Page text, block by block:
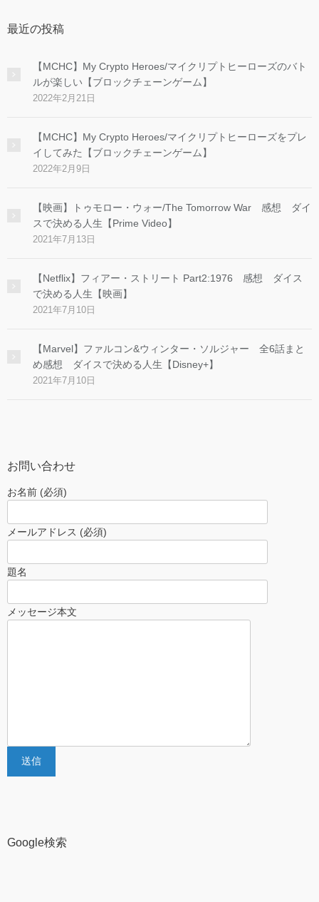
最近の投稿
【MCHC】My Crypto Heroes/マイクリプトヒーローズのバト
ルが楽しい【ブロックチェーンゲーム】
2022年2月21日
【MCHC】My Crypto Heroes/マイクリプトヒーローズをプレ
イしてみた【ブロックチェーンゲーム】
2022年2月9日
【映画】トゥモロー・ウォー/The Tomorrow War 感想 ダイ
スで決める人生【Prime Video】
2021年7月13日
【Netflix】フィアー・ストリート Part2:1976 感想 ダイス
で決める人生【映画】
2021年7月10日
【Marvel】ファルコン&ウィンター・ソルジャー 全6話まと
め感想 ダイスで決める人生【Disney+】
2021年7月10日
お問い合わせ
お名前 (必須)
メールアドレス (必須)
題名
メッセージ本文
Google検索